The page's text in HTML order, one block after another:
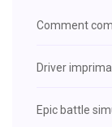
Comment
Driver
Epic battle